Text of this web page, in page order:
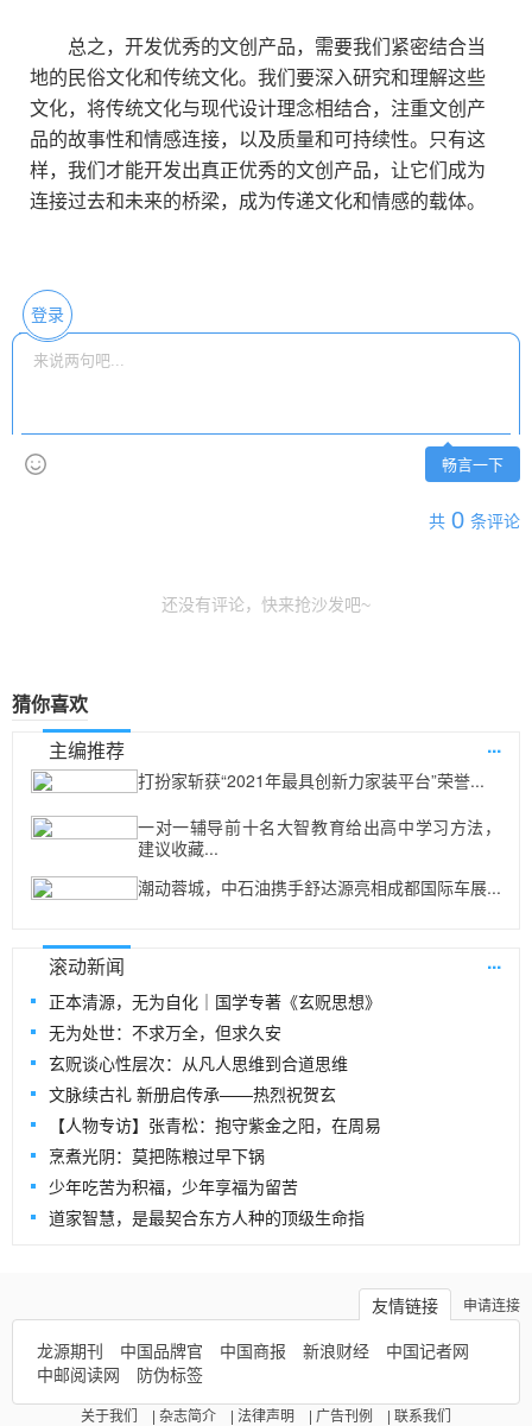
总之，开发优秀的文创产品，需要我们紧密结合当
地的民俗文化和传统文化。我们要深入研究和理解这些
文化，将传统文化与现代设计理念相结合，注重文创产
品的故事性和情感连接，以及质量和可持续性。只有这
样，我们才能开发出真正优秀的文创产品，让它们成为
连接过去和未来的桥梁，成为传递文化和情感的载体。
登录
畅言一下
共 0 条评论
还没有评论，快来抢沙发吧~
猜你喜欢
主编推荐
...
打扮家斩获“2021年最具创新力家装平台”荣誉...
一对一辅导前十名大智教育给出高中学习方法，
建议收藏...
潮动蓉城，中石油携手舒达源亮相成都国际车展...
滚动新闻 ...
正本清源，无为自化｜国学专著《玄贶思想》
无为处世：不求万全，但求久安
玄贶谈心性层次：从凡人思维到合道思维
文脉续古礼 新册启传承——热烈祝贺玄
【人物专访】张青松：抱守紫金之阳，在周易
烹煮光阴：莫把陈粮过早下锅
少年吃苦为积福，少年享福为留苦
道家智慧，是最契合东方人种的顶级生命指
申请连接
友情链接
龙源期刊
中国品牌官 中国商报 新浪财经
中国记者网
中邮阅读网
防伪标签
关于我们 | 杂志简介 | 法律声明 | 广告刊例 | 联系我们